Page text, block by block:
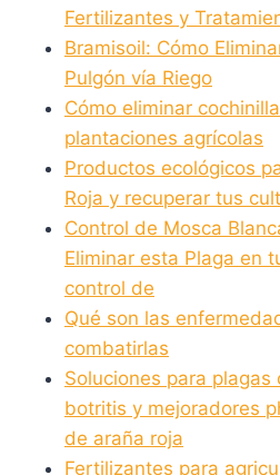
Fertilizantes y
Bramisoil: Cómo
Pulgón vía Riego
Cómo eliminar
plantaciones agrícolas
Productos ecológicos
Roja y recuperar tus
Control de Mosca
Eliminar esta Plaga en
control de
Qué son las
combatirlas
Soluciones para plagas
botritis y mejoradores
de araña roja
Fertilizantes para